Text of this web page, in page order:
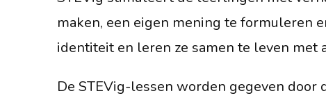
maken, een eigen mening te formuleren
identiteit en leren ze samen te leven met
De STEVig-lessen worden gegeven door